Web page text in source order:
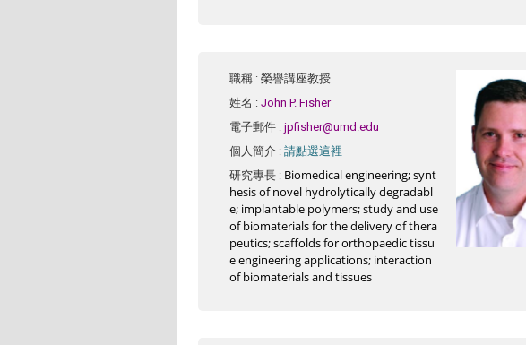
職稱 : 榮譽講座教授
姓名 :John P. Fisher
電子郵件 :jpfisher@umd.edu
個人簡介 :請點選這裡
研究專長 : Biomedical engineering; synt
hesis of novel hydrolytically degradabl
e; implantable polymers; study and use
of biomaterials for the delivery of thera
peutics; scaffolds for orthopaedic tissu
e engineering applications; interaction
of biomaterials and tissues